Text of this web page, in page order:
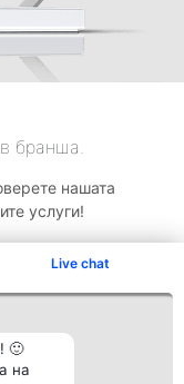
Live chat
🙂
на
бранша.
нашата
услуги!